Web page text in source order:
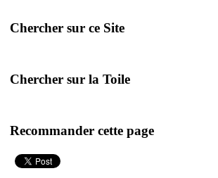
Chercher sur ce Site
Chercher sur la Toile
Recommander cette page